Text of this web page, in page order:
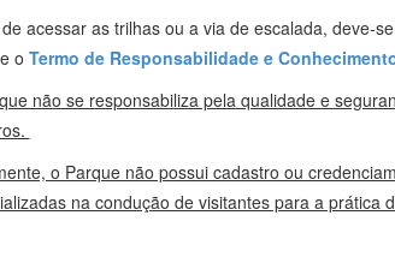
acessar as trilhas ou a via de escalada, deve-
o Termo de Responsabilidade e
não se responsabiliza pela qualidade e
o Parque não possui cadastro ou
na condução de visitantes para a prática